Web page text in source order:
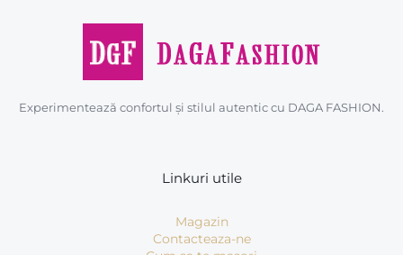
Experimentează confortul și stilul autentic cu DAGA FASHION.
Linkuri utile
Magazin
Contacteaza-ne